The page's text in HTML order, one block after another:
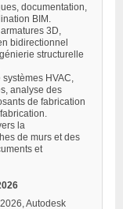
documentation,
BIM.
3D,
bidirectionnel
structurelle
HVAC,
analyse des
de fabrication
la
de murs et des
et
Autodesk